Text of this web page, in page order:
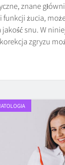
znane
funkcji żucia,
jakość snu. W
zgryzu